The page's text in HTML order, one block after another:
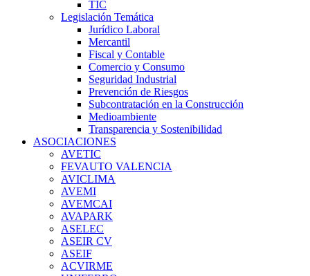
TIC
Legislación Temática
Jurídico Laboral
Mercantil
Fiscal y Contable
Comercio y Consumo
Seguridad Industrial
Prevención de Riesgos
Subcontratación en la Construcción
Medioambiente
Transparencia y Sostenibilidad
ASOCIACIONES
AVETIC
FEVAUTO VALENCIA
AVICLIMA
AVEMI
AVEMCAI
AVAPARK
ASELEC
ASEIR CV
ASEIF
ACVIRME